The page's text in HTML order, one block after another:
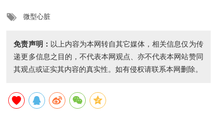
微型心脏
免责声明： 以上内容为本网转自其它媒体，相关信息仅为传
递更多信息之目的，不代表本网观点、亦不代表本网站赞同
其观点或证实其内容的真实性。如有侵权请联系本网删除。